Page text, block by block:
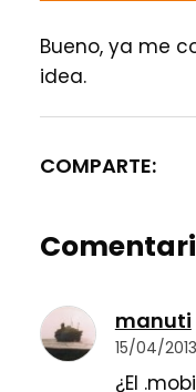
Bueno, ya me
idea.
COMPARTE:
manuti
15/04/
¿El